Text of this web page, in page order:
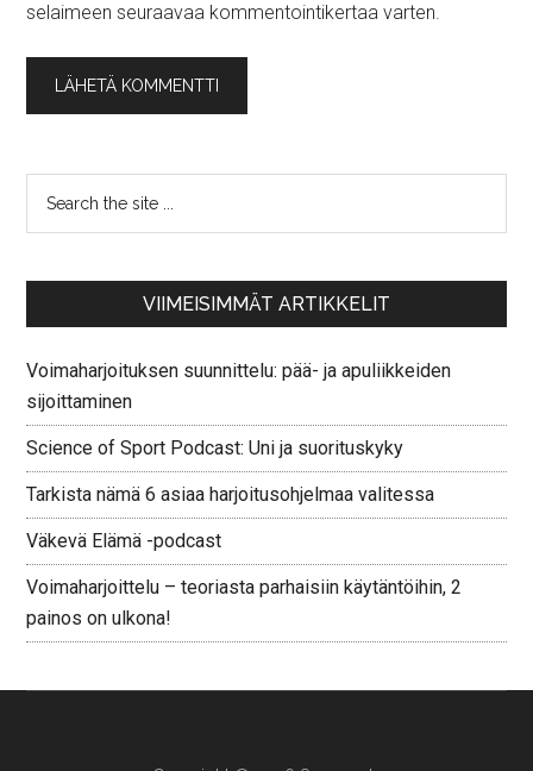
selaimeen seuraavaa kommentointikertaa varten.
VIIMEISIMMÄT ARTIKKELIT
Voimaharjoituksen suunnittelu: pää- ja apuliikkeiden
sijoittaminen
Science of Sport Podcast: Uni ja suorituskyky
Tarkista nämä 6 asiaa harjoitusohjelmaa valitessa
Väkevä Elämä -podcast
Voimaharjoittelu – teoriasta parhaisiin käytäntöihin, 2
painos on ulkona!